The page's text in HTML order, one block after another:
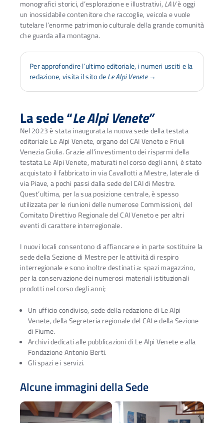
monografici storici, d’esplorazione e illustrativi, LAVè oggi
un inossidabile contenitore che raccoglie, veicola e vuole
tutelare l’enorme patrimonio culturale della grande comunità
che guarda alla montagna.
Per approfondire l’ultimo editoriale, i numeri usciti e la
redazione, visita il sito deLe Alpi Venete→
La sede “Le Alpi Venete”
Nel 2023 è stata inaugurata la nuova sede della testata
editoriale Le Alpi Venete, organo del CAI Veneto e Friuli
Venezia Giulia. Grazie all’investimento dei risparmi della
testata Le Alpi Venete, maturati nel corso degli anni, è stato
acquistato il fabbricato in via Cavallotti a Mestre, laterale di
via Piave, a pochi passi dalla sede del CAI di Mestre.
Quest’ultima, per la sua posizione centrale, è spesso
utilizzata per le riunioni delle numerose Commissioni, del
Comitato Direttivo Regionale del CAI Veneto e per altri
eventi di carattere interregionale.
I nuovi locali consentono di affiancare e in parte sostituire la
sede della Sezione di Mestre per le attività di respiro
interregionale e sono inoltre destinati a: spazi magazzino,
per la conservazione dei numerosi materiali istituzionali
prodotti nel corso degli anni;
Un ufficio condiviso, sede della redazione di Le Alpi
Venete, della Segreteria regionale del CAI e della Sezione
di Fiume.
Archivi dedicati alle pubblicazioni di Le Alpi Venete e alla
Fondazione Antonio Berti.
Gli spazi e i servizi.
Alcune immagini della Sede